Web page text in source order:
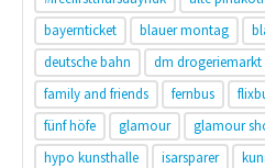
bayernticket
blauer montag
deutsche bahn
dm drogeriemarkt
family and friends
fernbus
fünf höfe
glamour glamour
hypo kunsthalle
isarsparer